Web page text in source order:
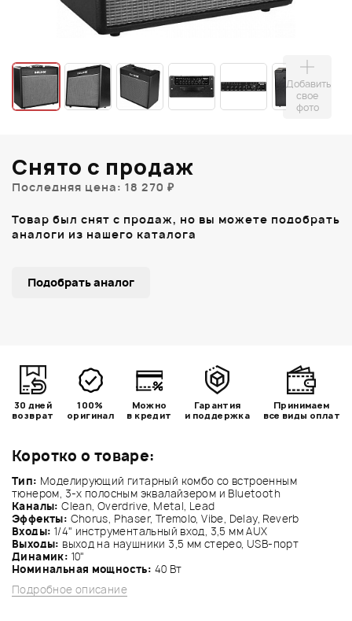
Добавить
свое
фото
Коротко о товаре:
Тип: Моделирующий гитарный комбо со встроенным
тюнером, 3-х полосным эквалайзером и Bluetooth
Каналы: Clean, Overdrive, Metal, Lead
Эффекты: Chorus, Phaser, Tremolo, Vibe, Delay, Reverb
Входы: 1/4" инструментальный вход, 3,5 мм AUX
Выходы: выход на наушники 3,5 мм стерео, USB-порт
Динамик: 10"
Номинальная мощность: 40 Вт
Подробное описание
Снято с продаж
Последняя цена: 18 270 ₽
Товар был снят с продаж, но вы можете подобрать
аналоги из нашего каталога
Подобрать аналог
30 дней
возврат
100%
оригинал
Можно
в кредит
Гарантия
и поддержка
Принимаем
все виды оплат